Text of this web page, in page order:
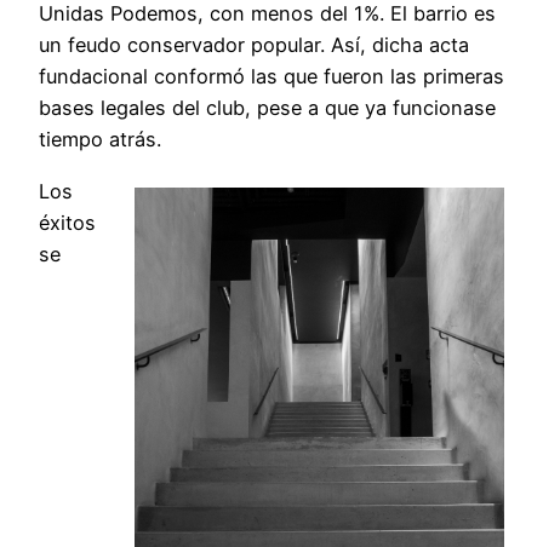
Unidas Podemos, con menos del 1%. El barrio es
un feudo conservador popular. Así, dicha acta
fundacional conformó las que fueron las primeras
bases legales del club, pese a que ya funcionase
tiempo atrás.
Los
éxitos
se